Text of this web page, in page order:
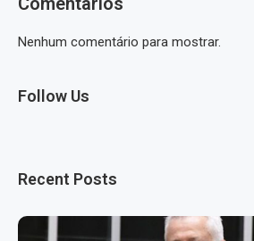
Nenhum comentário para mostrar.
Follow Us
Recent Posts